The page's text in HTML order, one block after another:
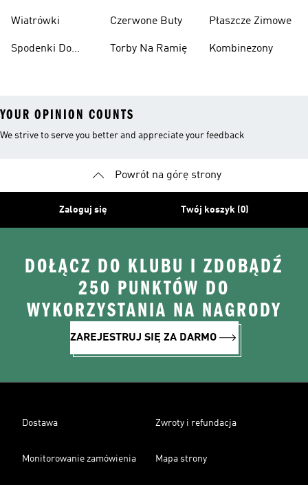
Wiatrówki
Spodenki Do
Czerwone Buty
Torby Na Ramię
Płaszcze Zimowe
Kombinezony
YOUR OPINION COUNTS
We strive to serve you better and appreciate your feedback
Powrót na górę strony
Zaloguj się Twój koszyk (0)
DOŁĄCZ DO KLUBU I ZDOBĄDŹ
250 PUNKTÓW DO
WYKORZYSTANIA NA NAGRODY
ZAREJESTRUJ SIĘ ZA DARMO
Dostawa Zwroty i refundacja
Monitorowanie zamówienia Mapa strony